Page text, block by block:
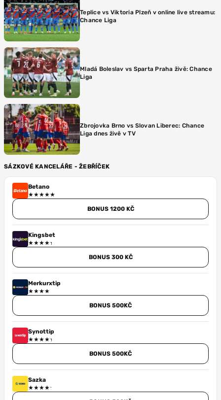
Teplice vs Viktoria Plzeň v online live streamu:
Chance Liga
Mladá Boleslav vs Sparta Praha živě: Chance
Liga
Zbrojovka Brno vs Slovan Liberec: Chance
Liga dnes živě v TV
SÁZKOVÉ KANCELÁŘE - ŽEBŘÍČEK
Betano
BONUS 1200 KČ
Kingsbet
BONUS 300 KČ
Merkurxtip
BONUS 500KČ
Synottip
BONUS 500KČ
Sazka